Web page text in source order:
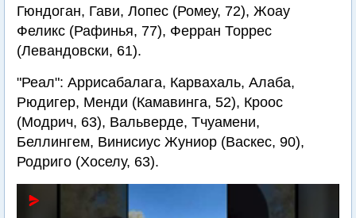
Гюндоган, Гави, Лопес (Ромеу, 72), Жоау
Феликс (Рафинья, 77), Ферран Торрес
(Левандовски, 61).
"Реал": Аррисабалага, Карвахаль, Алаба,
Рюдигер, Менди (Камавинга, 52), Кроос
(Модрич, 63), Вальверде, Тчуамени,
Беллингем, Винисиус Жуниор (Васкес, 90),
Родриго (Хоселу, 63).